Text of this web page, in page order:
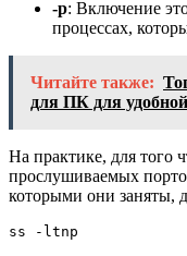
-p: Включение
процессах,
Читайте также:
для ПК для
На практике, для того
прослушиваемых
которыми они заняты,
ss -ltnp